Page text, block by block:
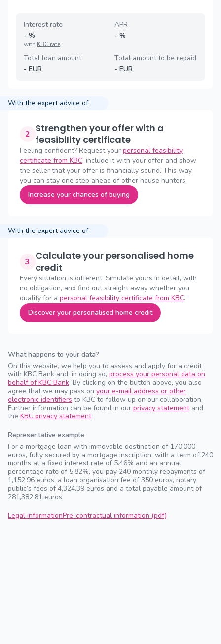
Interest rate
- %
with KBC rate
APR
- %
Total loan amount
- EUR
Total amount to be repaid
- EUR
With the expert advice of
2 Strengthen your offer with a
feasibility certificate
Feeling confident? Request your personal feasibility
certificate from KBC, include it with your offer and show
the seller that your offer is financially sound. This way,
you can stay one step ahead of other house hunters.
Increase your chances of buying
With the expert advice of
3
Calculate your personalised home
credit
Every situation is different. Simulate yours in detail, with
no obligation, and find out straight away whether you
qualify for a personal feasibility certificate from KBC.
Discover your personalised home credit
What happens to your data?
On this website, we help you to assess and apply for a credit
with KBC Bank and, in doing so, process your personal data on
behalf of KBC Bank. By clicking on the button above, you also
agree that we may pass on your e-mail address or other
electronic identifiers to KBC to follow up on our collaboration.
Further information can be found in our privacy statementand
the KBC privacy statement.
Representative example
For a mortgage loan with immovable destination of 170,000
euros, fully secured by a mortgage inscription, with a term of 240
months at a fixed interest rate of 5.46% and an annual
percentage rate of 5.82%, you pay 240 monthly repayments of
1,152.96 euros, a loan organisation fee of 350 euros, notary
public’s fees of 4,324.39 euros and a total payable amount of
281,382.81 euros.
Legal informationPre-contractual information (pdf)